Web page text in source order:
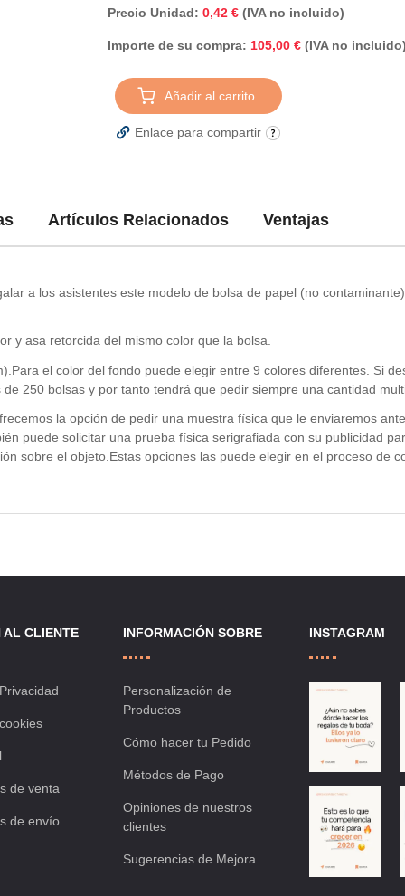
Precio Unidad:0,42 € (IVA no incluido)
Importe de su compra: 105,00 € (IVA no
Añadir al carrito
Enlace para compartir
Artículos Relacionados Ventajas
a los asistentes este modelo de bolsa de papel (no
y asa retorcida del mismo color que la bolsa.
el color del fondo puede elegir entre 9 colores diferentes. Si
250 bolsas y por tanto tendrá que pedir siempre una cantidad
la opción de pedir una muestra física que le enviaremos
puede solicitar una prueba física serigrafiada con su publicidad
sobre el objeto.Estas opciones las puede elegir en el proceso de
AL CLIENTE
de venta
de envío
INFORMACIÓN SOBRE
Personalización de
Productos
Cómo hacer tu Pedido
Métodos de Pago
Opiniones de nuestros
clientes
Sugerencias de Mejora
INSTAGRAM